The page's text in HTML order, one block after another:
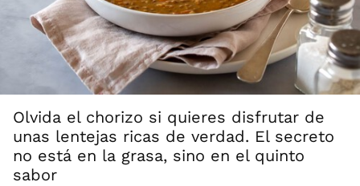
Olvida el chorizo si quieres disfrutar de
unas lentejas ricas de verdad. El secreto
no está en la grasa, sino en el quinto
sabor